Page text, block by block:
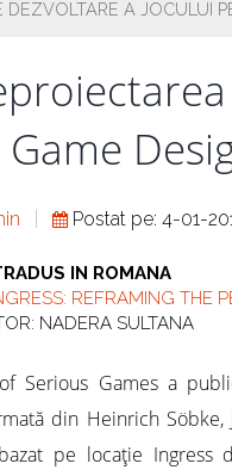
A JOCULUI
Postat pe: 4-01-
IN ROMANA
REFRAMING THE
NADERA SULTANA
of Serious Games a
din Heinrich
pe locaţie